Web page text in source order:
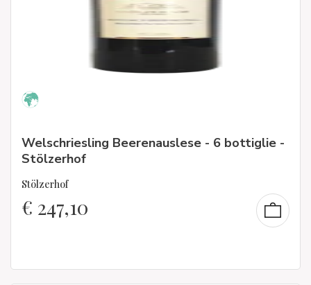
Welschriesling Beerenauslese - 6 bottiglie -
Stölzerhof
Stölzerhof
€ 247,10